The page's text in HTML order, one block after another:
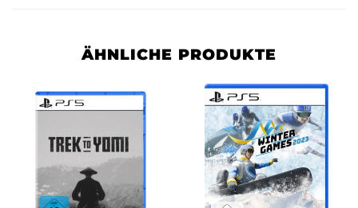
ÄHNLICHE PRODUKTE